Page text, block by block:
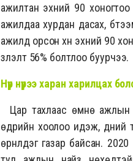
ажилтан эхний 90
ажилдаа хурдан дасах,
ажилд орсон хүн эхний 90
үзүүлэлт 56% болтлоо буурчээ.
Нүүр нүүрээ харан харилцах
Цар тахлаас өмнө ажлын
өдрийн хоолоо идэж, үүдний
өрнүүлдэг газар байсан.